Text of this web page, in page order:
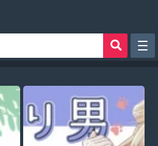
Фильтр
Авторы
Аниме хентай